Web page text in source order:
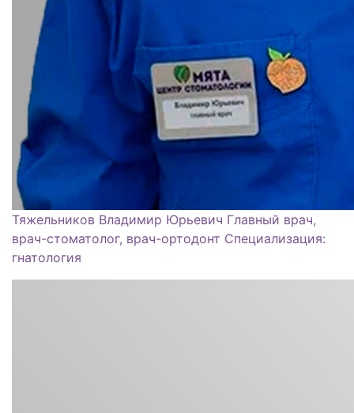
Тяжельников Владимир Юрьевич Главный врач,
врач-стоматолог, врач-ортодонт Специализация:
гнатология